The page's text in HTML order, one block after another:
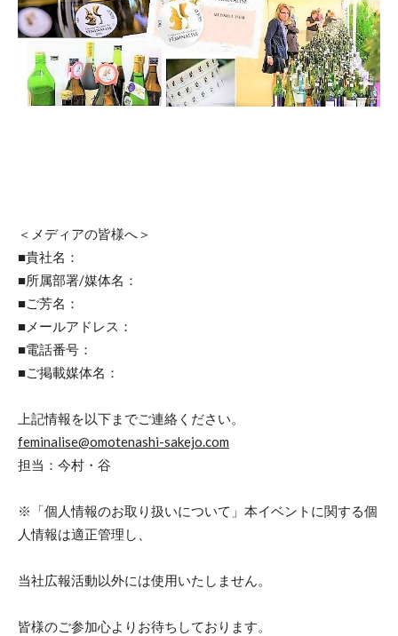
＜メディアの皆様へ＞
■貴社名：
■所属部署/媒体名：
■ご芳名：
■メールアドレス：
■電話番号：
■ご掲載媒体名：
上記情報を以下までご連絡ください。
feminalise@omotenashi-sakejo.com
担当：今村・谷
※「個人情報のお取り扱いについて」本イベントに関する個
人情報は適正管理し、
当社広報活動以外には使用いたしません。
皆様のご参加心よりお待ちしております。